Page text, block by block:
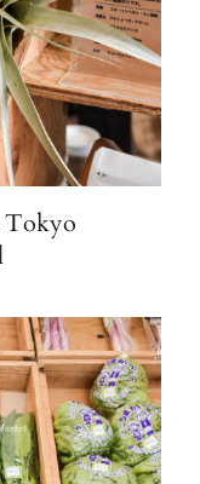
Tokyo